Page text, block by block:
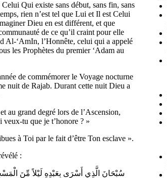
Qui existe sans début, sans fin, sans
rien n’est tel que Lui et Il est Celui
Dieu en est différent, et que
de ce qu’il craint pour elle
Al-‘AmIn, l’Honnête, celui qui a appelé
les Prophètes du premier ‘Adam au
de commémorer le Voyage nocturne
nuit de Rajab. Durant cette nuit Dieu a
au grand degré lors de l’Ascension,
tu que je t’honore ? »
à Toi par le fait d’être Ton esclave ».
: